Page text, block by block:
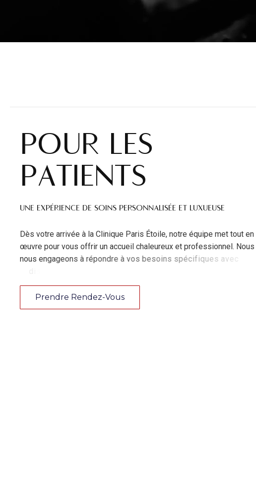
POUR LES
PATIENTS
UNE EXPÉRIENCE DE SOINS PERSONNALISÉE ET LUXUEUSE
Dès votre arrivée à a C inique Paris Étoi e, notre équipe met tout en
œuvre pour vous offrir un accuei cha eureux et professionne . Nous
nous engageons à répondre à vos besoins s pécifiques av ec
Prendre Rendez-Vous